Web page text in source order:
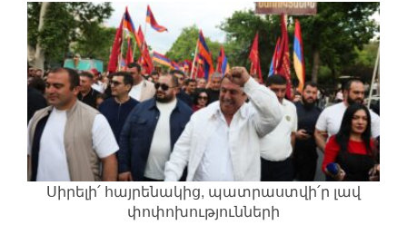
Սիրելի՛ հայրենակից, պատրաստվի՛ր լավ
փոփոխությունների